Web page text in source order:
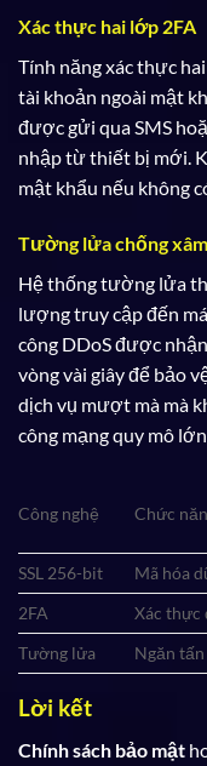
Xác thực hai lớp 2FA
Tính năng xác thực
tài khoản ngoài mật
được gửi qua SMS
nhập từ thiết bị mới.
mật khẩu nếu không
Tường lửa chống
Hệ thống tường lửa
lượng truy cập đến
công DDoS được
vòng vài giây để bảo
dịch vụ mượt mà mà
công mạng quy mô
Công nghệ Chức
SSL 256-bit Mã hóa
2FA
Xác thực
Tường lửa
Ngăn
Lời kết
Chính sách bảo mật